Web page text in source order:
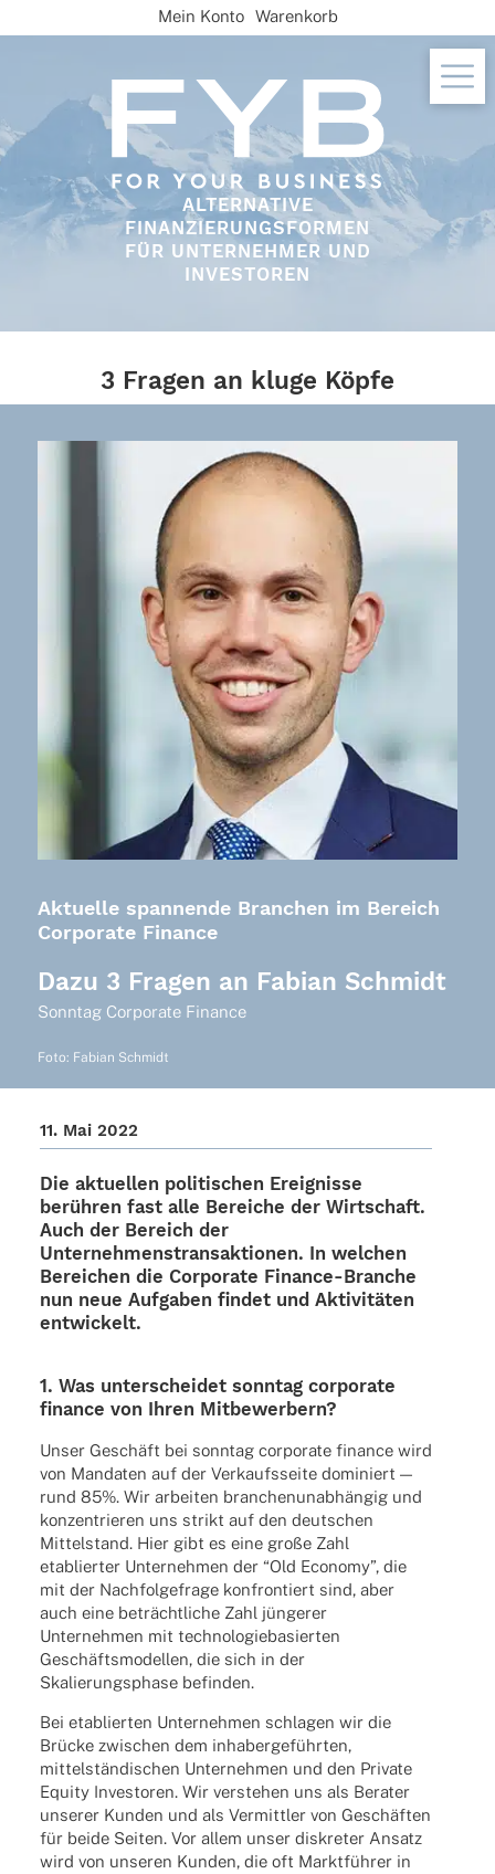
to
ALTERNATIVE
FINANZIERUNGSFORMEN
FÜR UNTERNEHMER UND
INVESTOREN
Mein Konto Warenkorb
3 Fragen an kluge Köpfe
Aktuelle spannende Branchen im Bereich
Corporate Finance
Dazu 3 Fragen an Fabian Schmidt
Sonn­tag Corpo­rate Finance
Foto: Fabian Schmidt
11. Mai 2022
Die aktu­el­len poli­ti­schen Ereig­nisse
berüh­ren fast alle Berei­che der Wirt­schaft.
Auch der Bereich der
Unter­neh­mens­trans­ak­tio­nen. In welchen
Berei­chen die Corpo­rate Finance-Bran­che
nun neue Aufga­ben findet und Akti­vi­tä­ten
entwickelt.
1. Was unter­schei­det sonn­tag corpo­rate
finance von Ihren Mitbewerbern?
Unser Geschäft bei sonn­tag corpo­rate finance wird
von Manda­ten auf der Verkaufs­seite domi­niert —
rund 85%. Wir arbei­ten bran­chen­un­ab­hän­gig und
konzen­trie­ren uns strikt auf den deut­schen
Mittel­stand. Hier gibt es eine große Zahl
etablier­ter Unter­neh­men der “Old Economy”, die
mit der Nach­fol­ge­frage konfron­tiert sind, aber
auch eine beträcht­li­che Zahl jünge­rer
Unter­neh­men mit tech­no­lo­gie­ba­sier­ten
Geschäfts­mo­del­len, die sich in der
Skalie­rungs­phase befinden.
Bei etablier­ten Unter­neh­men schla­gen wir die
Brücke zwischen dem inha­ber­ge­führ­ten,
mittel­stän­di­schen Unter­neh­men und den Private
Equity Inves­to­ren. Wir verste­hen uns als Bera­ter
unse­rer Kunden und als Vermitt­ler von Geschäf­ten
für beide Seiten. Vor allem unser diskre­ter Ansatz
wird von unse­ren Kunden, die oft Markt­füh­rer in